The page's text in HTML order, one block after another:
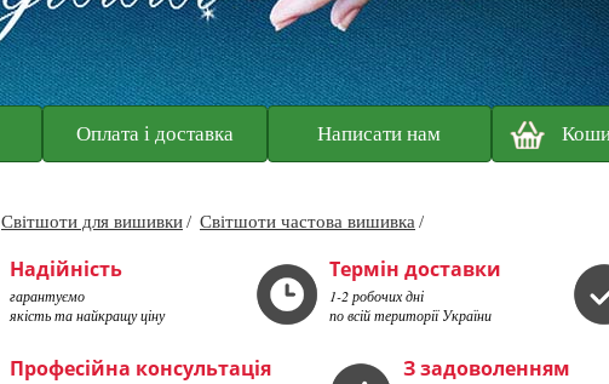
Оплата і доставка Написати нам
Світшоти для вишивки Світшоти частова вишивка
Надійність
гарантуємо
якість та найкращу ціну
Термін доставки
1-2 робочих дні
по всій території України
Професійна консультація З задоволенням